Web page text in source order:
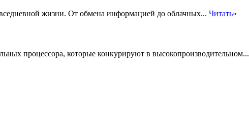
жизни. От обмена информацией до облачных... Читать»
процессора, которые конкурируют в высокопроизводительном...